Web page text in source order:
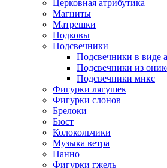
Церковная атрибутика
Магниты
Матрешки
Подковы
Подсвечники
Подсвечники в виде
Подсвечники из
Подсвечники микс
Фигурки лягушек
Фигурки слонов
Брелоки
Бюст
Колокольчики
Музыка ветра
Панно
Фигурки гжель